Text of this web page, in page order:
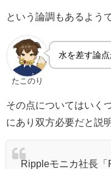
という論調もあるよう
たこのり
水を差す論
その点についてはいく
にあり双方必要だと説
Rippleモニカ社長